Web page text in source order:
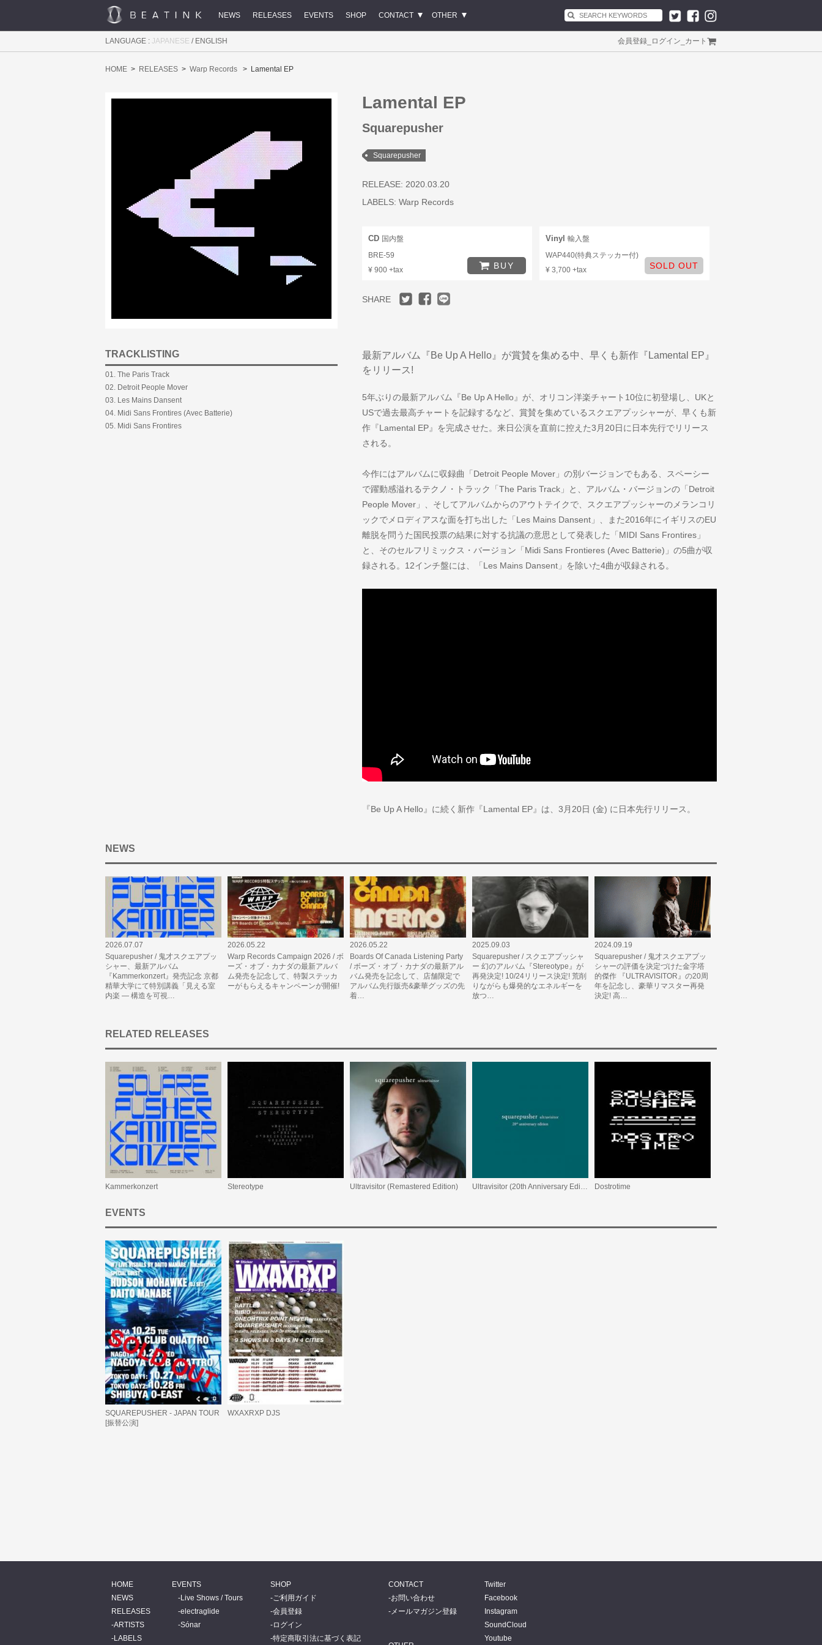
NEWS RELEASES EVENTS SHOP CONTACT OTHER
LANGUAGE : JAPANESE / ENGLISH 会員登録 ログイン カート
HOME RELEASES Warp Records Lamental EP
Lamental EP
Squarepusher
Squarepusher
RELEASE: 2020.03.20
LABELS: Warp Records
CD 国内盤
BRE-59
¥ 900 +tax
BUY
Vinyl 輸入盤
WAP440(特典ステッカー付)
¥ 3,700 +tax
SOLD OUT
SHARE
最新アルバム『Be Up A Hello』が賞賛を集める中、早くも新作『Lamental EP』
をリリース!
5年ぶりの最新アルバム『Be Up A Hello』が、オリコン洋楽チャート10位に初登場し、UKと
USで過去最高チャートを記録するなど、賞賛を集めているスクエアプッシャーが、早くも新
作『Lamental EP』を完成させた。来日公演を直前に控えた3月20日に日本先行でリリース
される。
今作にはアルバムに収録曲「Detroit People Mover」の別バージョンでもある、スペーシー
で躍動感溢れるテクノ・トラック「The Paris Track」と、アルバム・バージョンの「Detroit
People Mover」、そしてアルバムからのアウトテイクで、スクエアプッシャーのメランコリ
ックでメロディアスな面を打ち出した「Les Mains Dansent」、また2016年にイギリスのEU
離脱を問うた国民投票の結果に対する抗議の意思として発表した「MIDI Sans Frontires」
と、そのセルフリミックス・バージョン「Midi Sans Frontieres (Avec Batterie)」の5曲が収
録される。12インチ盤には、「Les Mains Dansent」を除いた4曲が収録される。
『Be Up A Hello』に続く新作『Lamental EP』は、3月20日 (金) に日本先行リリース。
TRACKLISTING
01. The Paris Track
02. Detroit People Mover
03. Les Mains Dansent
04. Midi Sans Frontires (Avec Batterie)
05. Midi Sans Frontires
NEWS
2026.07.07
Squarepusher / 鬼才スクエアプッ
シャー、最新アルバム
『Kammerkonzert』発売記念 京都
精華大学にて特別講義「見える室
内楽 — 構造を可視…
2026.05.22
Warp Records Campaign 2026 / ボ
ーズ・オブ・カナダの最新アルバ
ム発売を記念して、特製ステッカ
ーがもらえるキャンペーンが開催!
2026.05.22
Boards Of Canada Listening Party
/ ボーズ・オブ・カナダの最新アル
バム発売を記念して、店舗限定で
アルバム先行販売&豪華グッズの先
着…
2025.09.03
Squarepusher / スクエアプッシャ
ー 幻のアルバム『Stereotype』が
再発決定! 10/24リリース決定! 荒削
りながらも爆発的なエネルギーを
放つ…
2024.09.19
Squarepusher / 鬼才スクエアプッ
シャーの評価を決定づけた金字塔
的傑作 『ULTRAVISITOR』の20周
年を記念し、豪華リマスター再発
決定! 高…
RELATED RELEASES
Kammerkonzert Stereotype Ultravisitor (Remastered Edition) Ultravisitor (20th Anniversary Edition) Dostrotime
EVENTS
SQUAREPUSHER - JAPAN TOUR
[振替公演]
WXAXRXP DJS
HOME
NEWS
RELEASES
ARTISTS
LABELS
EVENTS
Live Shows / Tours
electraglide
Sónar
SHOP
ご利用ガイド
会員登録
ログイン
特定商取引法に基づく表記
CONTACT
お問い合わせ
メールマガジン登録
Twitter
Facebook
Instagram
SoundCloud
Youtube